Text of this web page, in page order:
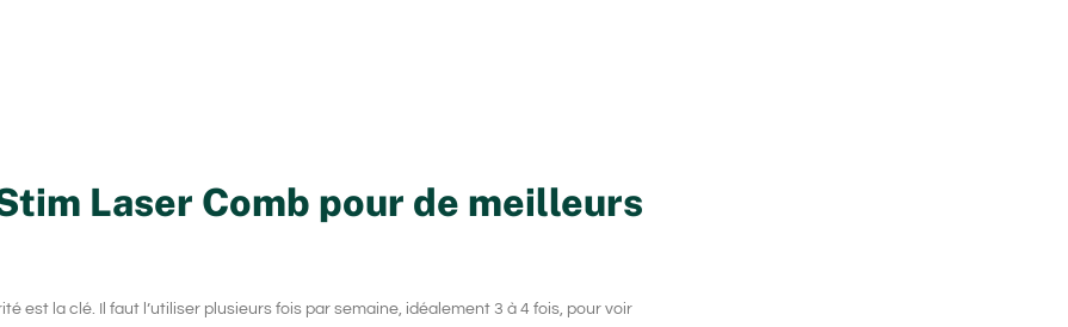
Laser Comb pour de meilleurs
est la clé. Il faut l’utiliser plusieurs fois par semaine, idéalement 3 à 4 fois, pour voir